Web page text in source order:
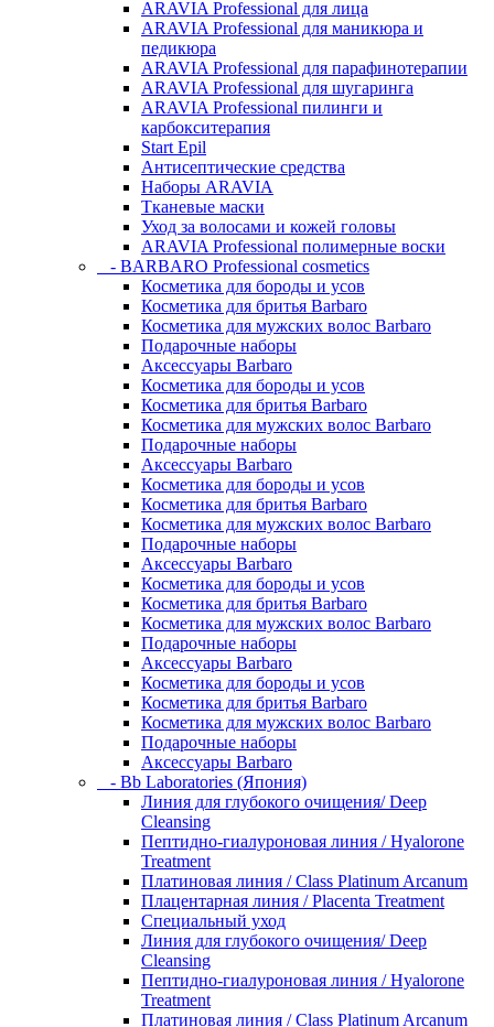
ARAVIA Professional для лица
ARAVIA Professional для маникюра и
педикюра
ARAVIA Professional для парафинотерапии
ARAVIA Professional для шугаринга
ARAVIA Professional пилинги и
карбокситерапия
Start Epil
Антисептические средства
Наборы ARAVIA
Тканевые маски
Уход за волосами и кожей головы
ARAVIA Professional полимерные воски
- BARBARO Professional cosmetics
Косметика для бороды и усов
Косметика для бритья Barbaro
Косметика для мужских волос Barbaro
Подарочные наборы
Аксессуары Barbaro
Косметика для бороды и усов
Косметика для бритья Barbaro
Косметика для мужских волос Barbaro
Подарочные наборы
Аксессуары Barbaro
Косметика для бороды и усов
Косметика для бритья Barbaro
Косметика для мужских волос Barbaro
Подарочные наборы
Аксессуары Barbaro
Косметика для бороды и усов
Косметика для бритья Barbaro
Косметика для мужских волос Barbaro
Подарочные наборы
Аксессуары Barbaro
Косметика для бороды и усов
Косметика для бритья Barbaro
Косметика для мужских волос Barbaro
Подарочные наборы
Аксессуары Barbaro
- Bb Laboratories (Япония)
Линия для глубокого очищения/ Deep
Cleansing
Пептидно-гиалуроновая линия / Hyalorone
Treatment
Платиновая линия / Class Platinum Arcanum
Плацентарная линия / Placenta Treatment
Специальный уход
Линия для глубокого очищения/ Deep
Cleansing
Пептидно-гиалуроновая линия / Hyalorone
Treatment
Платиновая линия / Class Platinum Arcanum